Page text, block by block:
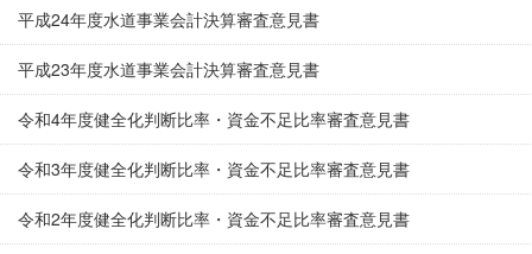
平成24年度水道事業会計決算審査意見書
平成23年度水道事業会計決算審査意見書
令和4年度健全化判断比率・資金不足比率審査意見書
令和3年度健全化判断比率・資金不足比率審査意見書
令和2年度健全化判断比率・資金不足比率審査意見書